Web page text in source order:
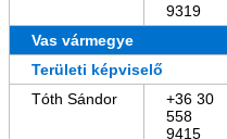
9319
Vas vármegye
Területi képviselő
Tóth Sándor
+36 30
558
9415